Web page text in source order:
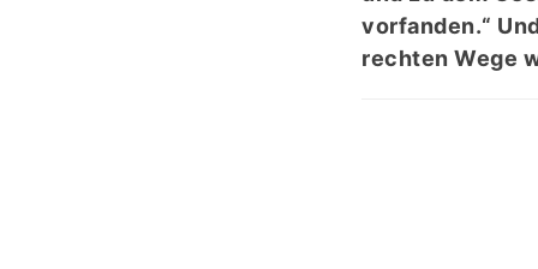
vorfanden.“
rechten Wege